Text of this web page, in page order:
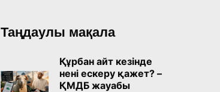
Таңдаулы мақала
Құрбан айт кезінде
нені ескеру қажет? –
ҚМДБ жауабы